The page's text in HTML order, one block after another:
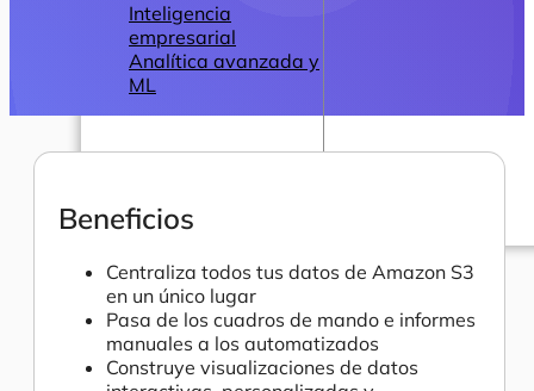
Inteligencia
empresarial
Analítica avanzada y
ML
Beneficios
Centraliza todos tus datos de Amazon S3
en un único lugar
Pasa de los cuadros de mando e informes
manuales a los automatizados
Construye visualizaciones de datos